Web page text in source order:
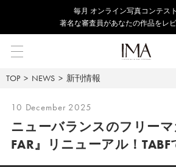
毎⽉ オンライン写真コンテス
著名な審査員があなたの作品をレ
TOP NEWS 新刊情報
10 December 2025
ニューバランスのフリー
FAR』リニューアル！